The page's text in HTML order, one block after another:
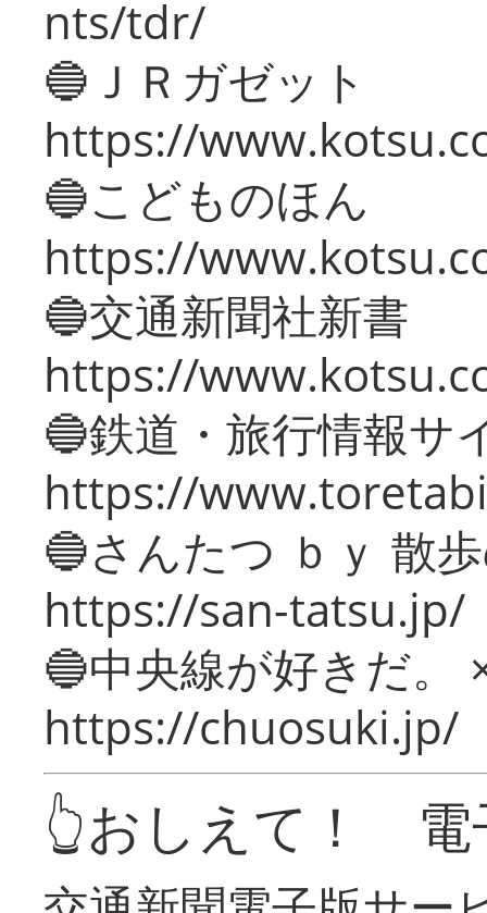
nts/tdr/
🔵ＪＲガゼット
https://
🔵こどものほん
https://
🔵交通新聞社新書
https://
🔵鉄道・旅行情報サ
https://
🔵さんたつ ｂｙ 散
https://san-tatsu.jp/
🔵中央線が好きだ。
https://chuosuki.jp/
👆おしえて！ 電